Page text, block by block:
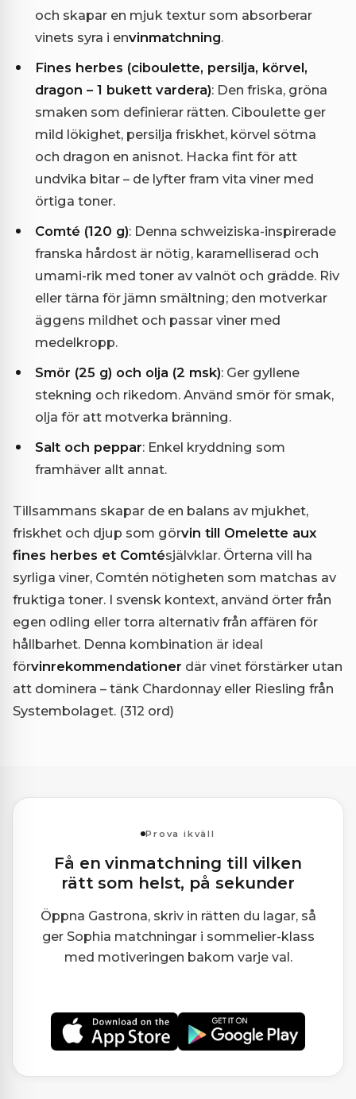
och skapar en mjuk textur som absorberar
vinets syra i envinmatchning.
Fines herbes (ciboulette, persilja, körvel,
dragon – 1 bukett vardera): Den friska, gröna
smaken som definierar rätten. Ciboulette ger
mild lökighet, persilja friskhet, körvel sötma
och dragon en anisnot. Hacka fint för att
undvika bitar – de lyfter fram vita viner med
örtiga toner.
Comté (120 g): Denna schweiziska-inspirerade
franska hårdost är nötig, karamelliserad och
umami-rik med toner av valnöt och grädde. Riv
eller tärna för jämn smältning; den motverkar
äggens mildhet och passar viner med
medelkropp.
Smör (25 g) och olja (2 msk): Ger gyllene
stekning och rikedom. Använd smör för smak,
olja för att motverka bränning.
Salt och peppar: Enkel kryddning som
framhäver allt annat.
Tillsammans skapar de en balans av mjukhet,
friskhet och djup som görvin till Omelette aux
fines herbes et Comtésjälvklar. Örterna vill ha
syrliga viner, Comtén nötigheten som matchas av
fruktiga toner. I svensk kontext, använd örter från
egen odling eller torra alternativ från affären för
hållbarhet. Denna kombination är ideal
förvinrekommendationer där vinet förstärker utan
att dominera – tänk Chardonnay eller Riesling från
Systembolaget. (312 ord)
Prova ikväll
Få en vinmatchning till vilken
rätt som helst, på sekunder
Öppna Gastrona, skriv in rätten du lagar, så
ger Sophia matchningar i sommelier-klass
med motiveringen bakom varje val.